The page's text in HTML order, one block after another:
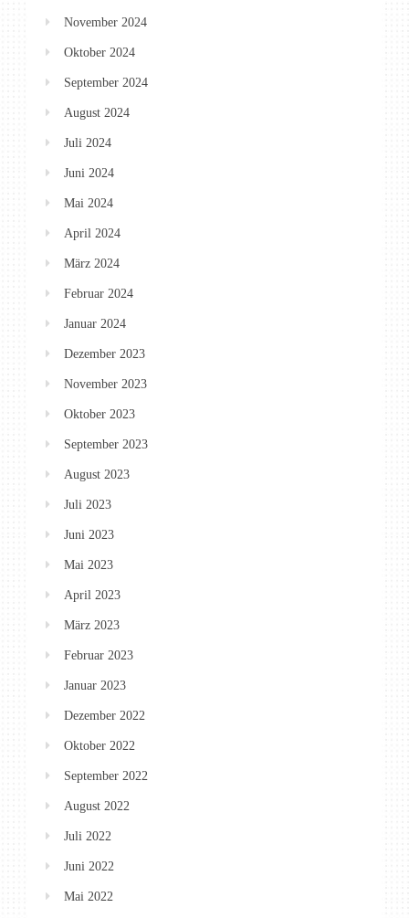
November 2024
Oktober 2024
September 2024
August 2024
Juli 2024
Juni 2024
Mai 2024
April 2024
März 2024
Februar 2024
Januar 2024
Dezember 2023
November 2023
Oktober 2023
September 2023
August 2023
Juli 2023
Juni 2023
Mai 2023
April 2023
März 2023
Februar 2023
Januar 2023
Dezember 2022
Oktober 2022
September 2022
August 2022
Juli 2022
Juni 2022
Mai 2022